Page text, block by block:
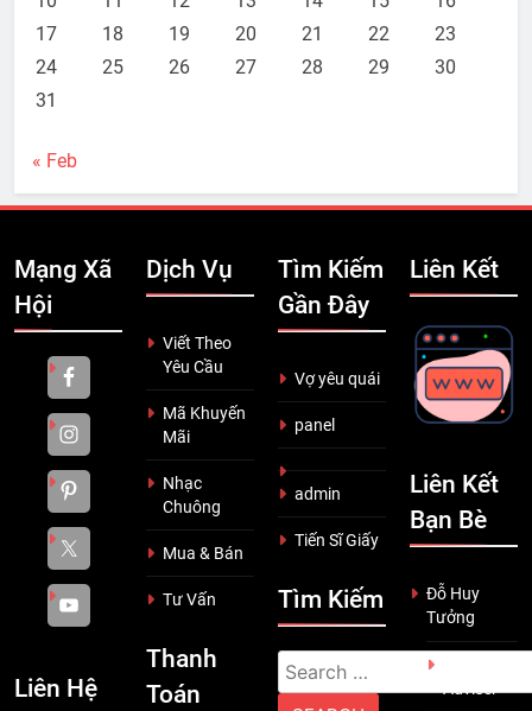
17
18 19 20 21 22
23
24
25 26 27 28 29
30
31
« Feb
Mạng Xã
Hội
Liên Hệ
Dịch Vụ
Viết Theo
Yêu Cầu
Mã Khuyến
Mãi
Nhạc
Chuông
Mua & Bán
Tư Vấn
Thanh
Toán
Tìm Kiếm
Gần Đây
Vợ yêu quái
panel
admin
Tiến Sĩ Giấy
Tìm Kiếm
Search
for:
Liên Kết
Liên Kết
Bạn Bè
Đỗ Huy
Tưởng
Adviser